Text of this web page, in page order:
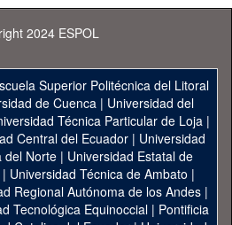
2024 ESPOL
Superior Politécnica del Litoral
de Cuenca| Universidad del
Técnica Particular de Loja|
Central del Ecuador| Universidad
del Norte | Universidad Estatal de
| Universidad Técnica de Ambato |
Regional Autónoma de los Andes|
Tecnológica Equinoccial| Pontificia